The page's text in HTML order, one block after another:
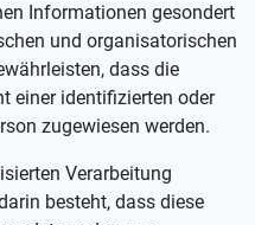
Informationen gesondert
und organisatorischen
dass die
einer identifizierten oder
zugewiesen werden.
Verarbeitung
besteht, dass diese